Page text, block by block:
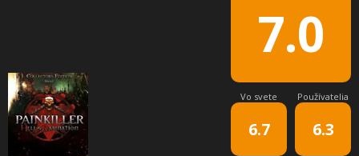
7.0
Vo svete
6.7
Používatelia
6.3